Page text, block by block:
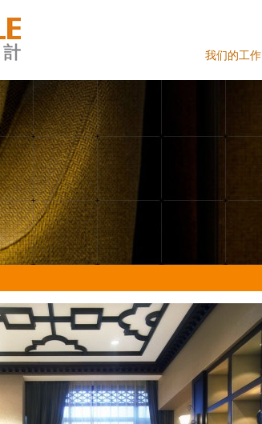
我们的工作